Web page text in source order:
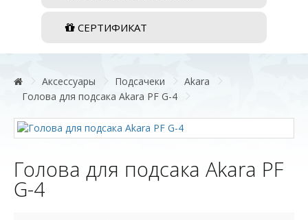
СЕРТИФИКАТ
Аксессуары Подсачеки
Akara
Голова для подсака Akara PF G-4
Голова для подсака Akara PF
G-4